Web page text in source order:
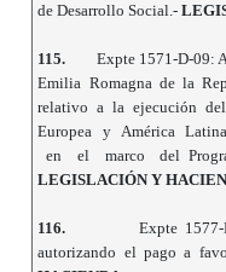
de Desarrollo Social.-
115.
Expte 1571-D-09:
Emilia Romagna de la
relativo a la ejecución
Europea y América Latina
en el marco del
LEGISLACIÓN Y
116.
Expte
autorizando el pago a